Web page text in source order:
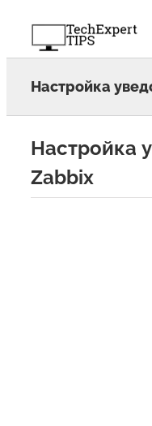
content
Настройка
Настройка
Zabbix